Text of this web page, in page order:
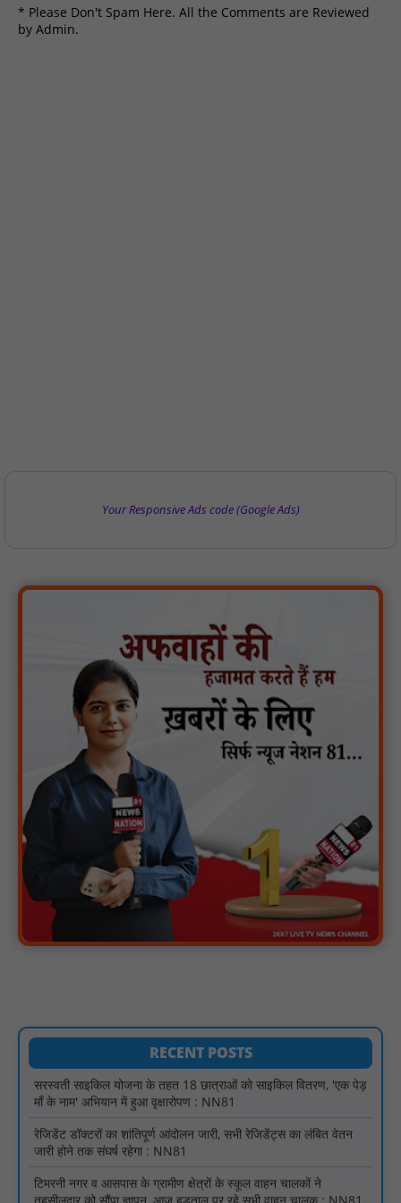
* Please Don't Spam Here. All the Comments are Reviewed
by Admin.
Your Responsive Ads code (Google Ads)
RECENT POSTS
गुरु रविदास महाराज की 650वीं जयंती पर ‘कलश वंदन यात्रा’ का भव्य स्वागत
: NN81
मस्तूरी क्षेत्र में विश्व स्तनपान दिवस पर जागरूकता कार्यक्रम आयोजित:
वर्धा में ज़िला परिषद के कर्मचारी चौदह दिनों से हड़ताल पर : NN81
पीएचईडी विभाग मंत्री ने जहाजपुर विधानसभा क्षेत्र में विभिन्न विकास कार्यों का
किया शिलान्यास एवं लोकार्पण : NN81
पारस पोर्टल से होगी योजनाओं की नियमित समीक्षा, मुख्यमंत्री विष्णुदेव साय ने
सरस्वती साइकिल योजना के तहत 18 छात्राओं को साइकिल वितरण, 'एक पेड़
माँ के नाम' अभियान में हुआ वृक्षारोपण : NN81
रेजिडेंट डॉक्टरों का शांतिपूर्ण आंदोलन जारी, सभी रेजिडेंट्स का लंबित वेतन
जारी होने तक संघर्ष रहेगा : NN81
टिमरनी नगर व आसपास के ग्रामीण क्षेत्रों के स्कूल वाहन चालकों ने
तहसीलदार को सौंपा ज्ञापन, आज हड़ताल पर रहे सभी वाहन चालक : NN81
मस्तूरी जनपद पंचायत में 131 सरपंचों का प्रशिक्षण संपन्न, वीबी-जी राम-जी